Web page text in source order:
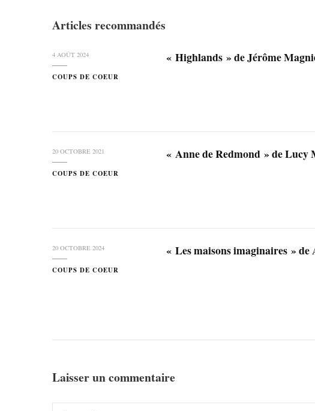
Articles recommandés
4 AOÛT 2024
COUPS DE COEUR
« Highlands » de Jérôme
20 OCTOBRE 2021
COUPS DE COEUR
« Anne de Redmond » de
20 OCTOBRE 2024
COUPS DE COEUR
« Les maisons imaginaires »
Laisser un commentaire